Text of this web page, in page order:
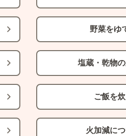
野菜をゆ
塩蔵・乾物
ご飯を炊
火加減に